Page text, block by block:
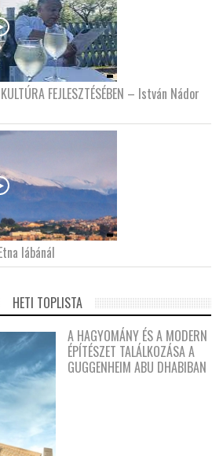
FEJLESZTÉSÉBEN – István Nádor
lábánál
HETI TOPLISTA
A HAGYOMÁNY ÉS A MODERN
ÉPÍTÉSZET TALÁLKOZÁSA A
GUGGENHEIM ABU DHABIBAN